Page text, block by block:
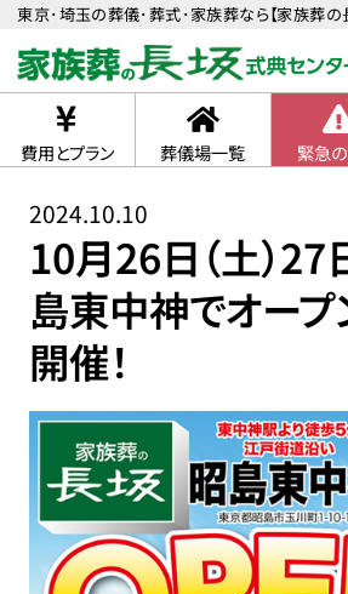
東京･埼玉の葬儀･葬式･家族葬なら【家族葬の
費用とプラン 葬儀場一覧 緊急
2024.10.10
10月26日（土）27
島東中神でオープ
開催！